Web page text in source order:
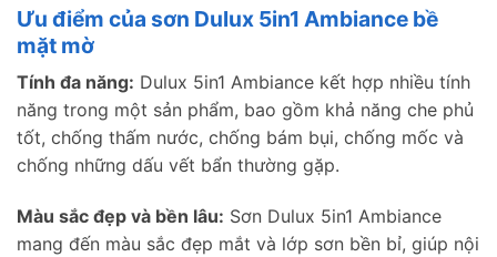
Ưu điểm của sơn Dulux 5in1 Ambiance bề
mặt mờ
Tính đa năng: Dulux 5in1 Ambiance kết hợp nhiều tính
năng trong một sản phẩm, bao gồm khả năng che phủ
tốt, chống thấm nước, chống bám bụi, chống mốc và
chống những dấu vết bẩn thường gặp.
Màu sắc đẹp và bền lâu: Sơn Dulux 5in1 Ambiance
mang đến màu sắc đẹp mắt và lớp sơn bền bỉ, giúp nội